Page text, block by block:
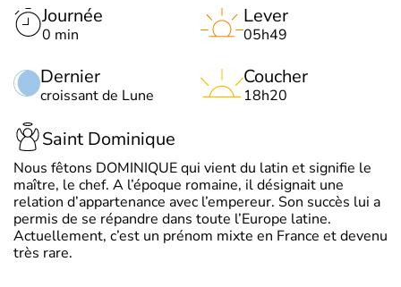
Journée
0 min
Dernier
croissant de Lune
Lever
05h49
Coucher
18h20
Saint Dominique
Nous fêtons DOMINIQUE qui vient du latin et signifie le
maître, le chef. A l’époque romaine, il désignait une
relation d’appartenance avec l’empereur. Son succès lui a
permis de se répandre dans toute l’Europe latine.
Actuellement, c’est un prénom mixte en France et devenu
très rare.